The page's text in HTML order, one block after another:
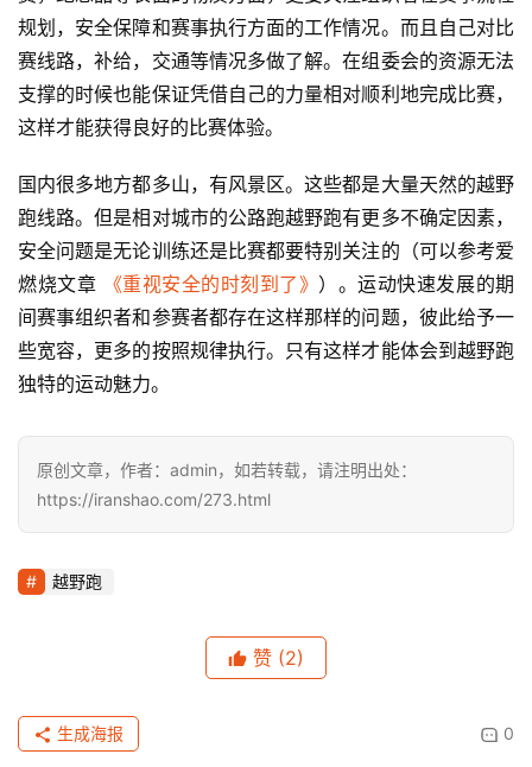
规划，安全保障和赛事执行方面的工作情况。而且自己对比
赛线路，补给，交通等情况多做了解。在组委会的资源无法
支撑的时候也能保证凭借自己的力量相对顺利地完成比赛，
这样才能获得良好的比赛体验。
国内很多地方都多山，有风景区。这些都是大量天然的越野
跑线路。但是相对城市的公路跑越野跑有更多不确定因素，
安全问题是无论训练还是比赛都要特别关注的（可以参考爱
燃烧文章
《重视安全的时刻到了》 ）。运动快速发展的期
间赛事组织者和参赛者都存在这样那样的问题，彼此给予一
些宽容，更多的按照规律执行。只有这样才能体会到越野跑
独特的运动魅力。
原创文章，作者：admin，如若转载，请注明出处：
https://iranshao.com/273.html
越野跑
赞 (2)
0
生成海报